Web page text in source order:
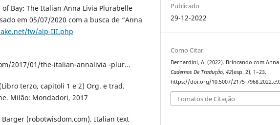
Bay: The Italian Anna Livia Plurabelle
em 05/07/2020 com a busca de “Anna
fw/alp-III.php
2017/01/the-italian-annalivia -plur...
terzo, capitoli 1 e 2) Org. e trad.
Milão: Mondadori, 2017
(robotwisdom.com). Italian text
Publicado
29-12-2022
Como Citar
Bernardini, A. (2022). Brincando com
Cadernos De Tradução,42(esp. 2), 1–23.
https://doi.org/10.5007/2175-
Fomatos de Citação